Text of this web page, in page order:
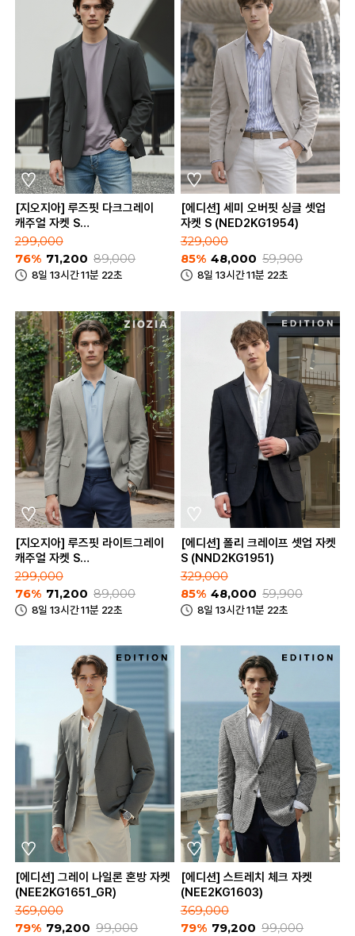
[지오지아] 루즈핏 다크그레이
캐주얼 자켓 S
(AAE2KG1604_DGR)
299,000
76% 71,200 89,000
8일 13시간 11분 22초
[에디션] 세미 오버핏 싱글 셋업
자켓 S (NED2KG1954)
329,000
85% 48,000 59,900
8일 13시간 11분 22초
[지오지아] 루즈핏 라이트그레이
캐주얼 자켓 S
(AAE2KG1604_LGR)
299,000
76% 71,200 89,000
8일 13시간 11분 22초
[에디션] 폴리 크레이프 셋업 자켓
S (NND2KG1951)
329,000
85% 48,000 59,900
8일 13시간 11분 22초
[에디션] 그레이 나일론 혼방 자켓
(NEE2KG1651_GR)
369,000
79% 79,200 99,000
[에디션] 스트레치 체크 자켓
(NEE2KG1603)
369,000
79% 79,200 99,000